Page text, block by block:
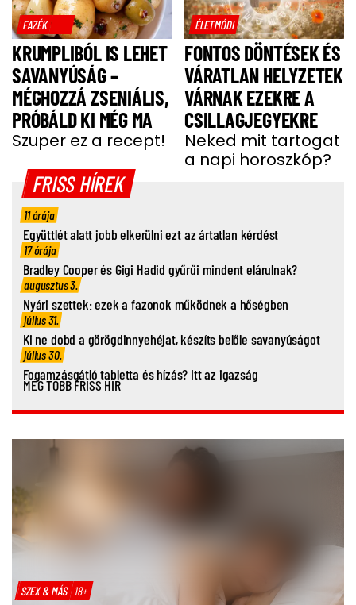
FAZÉK
KRUMPLIBÓL IS LEHET
SAVANYÚSÁG –
MÉGHOZZÁ ZSENIÁLIS,
PRÓBÁLD KI MÉG MA
Szuper ez a recept!
ÉLETMÓDI
FONTOS DÖNTÉSEK ÉS
VÁRATLAN HELYZETEK
VÁRNAK EZEKRE A
CSILLAGJEGYEKRE
Neked mit tartogat
a napi horoszkóp?
FRISS HÍREK
11 órája
Együttlét alatt jobb elkerülni ezt az ártatlan kérdést
17 órája
Bradley Cooper és Gigi Hadid gyűrűi mindent elárulnak?
augusztus 3.
Nyári szettek: ezek a fazonok működnek a hőségben
július 31.
Ki ne dobd a görögdinnyehéjat, készíts belőle savanyúságot
július 30.
Fogamzásgátló tabletta és hízás? Itt az igazság
MÉG TÖBB FRISS HÍR
SZEX & MÁS 18+